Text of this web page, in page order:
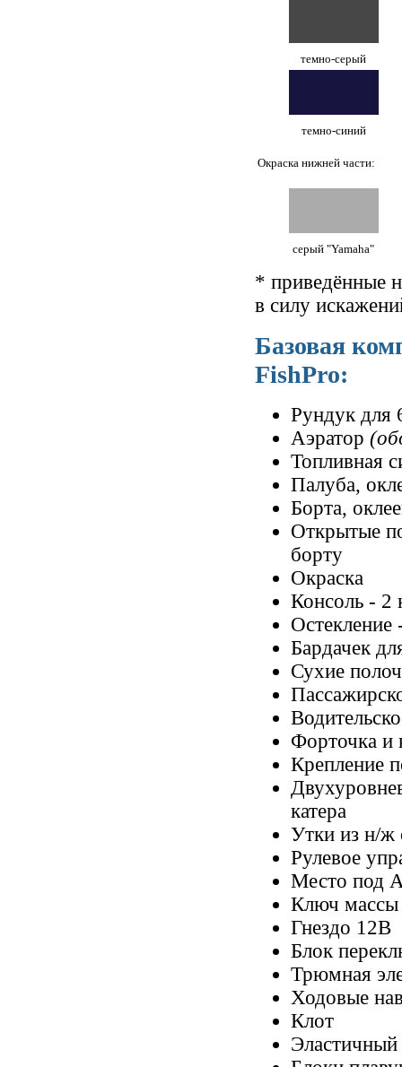
темно-серый
темно-синий
Окраска нижней части:
серый "Yamaha"
* приведённые
в силу
Базовая
FishPro:
Рундук для
Аэратор
Топливная
Палуба,
Борта,
Открытые
борту
Окраска
Консоль - 2
Бардачек
Сухие
Форточка и
Крепление
катера
Утки из н/ж
Рулевое
Место под
Ключ массы
Гнездо 12В
Блок
Трюмная
Ходовые
Клот